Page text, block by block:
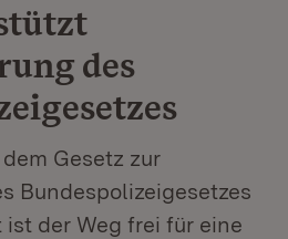
des
Gesetz zur
Bundespolizeigesetzes
der Weg frei für eine